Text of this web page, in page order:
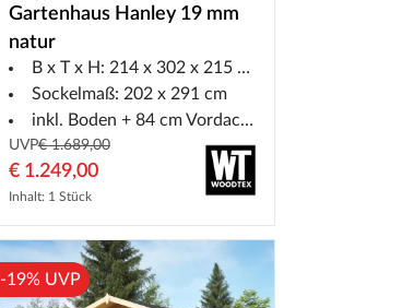
Gartenhaus Hanley 19 mm
natur
B x T x H: 214 x 302 x 215 cm
Sockelmaß: 202 x 291 cm
inkl. Boden + 84 cm Vordach mit Veranda
UVP€ 1.689,00
€ 1.249,00
Inhalt: 1 Stück
-19% UVP